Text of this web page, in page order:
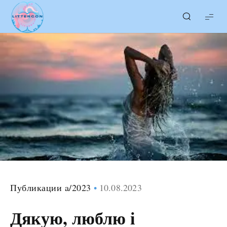
LITTERcon
Публикации a/2023 10.08.2023
Дякую, люблю і